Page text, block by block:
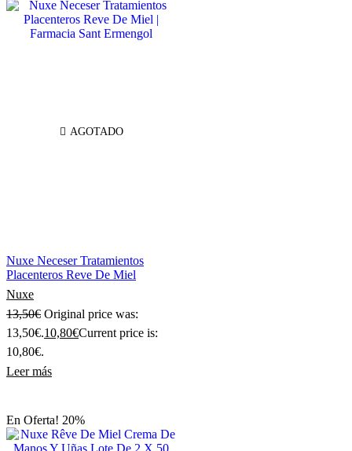
AGOTADO
Nuxe Neceser Tratamientos
Placenteros Reve De Miel
Nuxe
13,50€ Original price was:
13,50€.10,80€Current price is:
10,80€.
Leer más
En Oferta! 20%